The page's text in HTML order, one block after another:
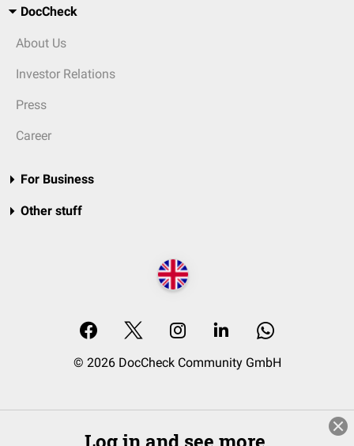
DocCheck
About Us
Investor Relations
Press
Career
For Business
Other stuff
© 2026 DocCheck Community GmbH
Log in and see more.